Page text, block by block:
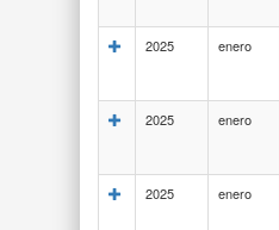
2025
enero
2025
enero
2025
enero